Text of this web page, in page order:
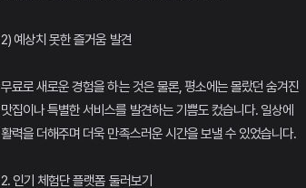
2) 예상치 못한 즐거움 발견
무료로 새로운 경험을 하는 것은 물론, 평소에는 몰랐던 숨겨진
맛집이나 특별한 서비스를 발견하는 기쁨도 컸습니다. 일상에
활력을 더해주며 더욱 만족스러운 시간을 보낼 수 있었습니다.
2. 인기 체험단 플랫폼 둘러보기